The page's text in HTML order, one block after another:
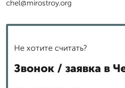
chel@mirostroy.org
Не хотите считать?
Звонок / заявка в